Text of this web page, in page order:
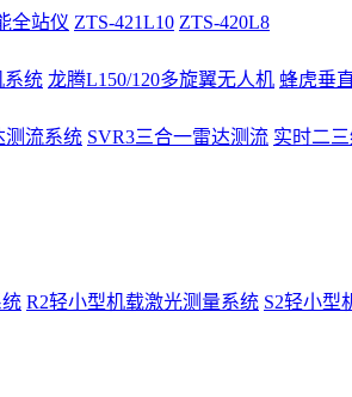
全站仪 ZTS-421L10 ZTS-420L8
系统 龙腾L150/120多旋翼无人机 蜂虎垂
测流系统 SVR3三合一雷达测流 实时二
R2轻小型机载激光测量系统 S2轻小型